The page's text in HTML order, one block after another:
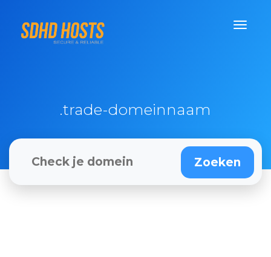
.trade-domeinnaam